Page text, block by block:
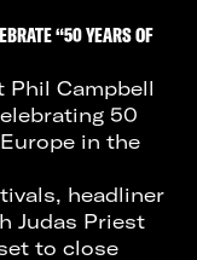
“50 YEARS OF
Phil Campbell
50
in the
headliner
Judas Priest
to close